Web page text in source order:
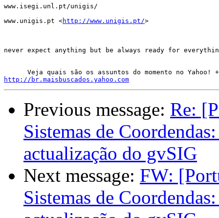
www.isegi.unl.pt/unigis/
www.unigis.pt <http://www.unigis.pt/>
never expect anything but be always ready for
http://br.maisbuscados.yahoo.com
Previous message: Re:
Sistemas de
actualização do gvSIG
Next message: FW:
Sistemas de